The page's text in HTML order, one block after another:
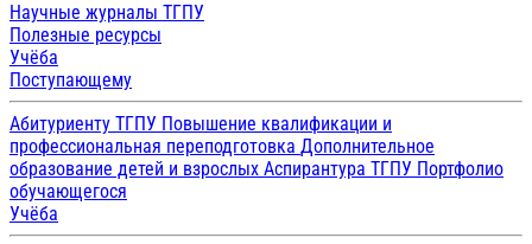
Научные журналы ТГПУ
Полезные ресурсы
Учёба
Поступающему
Абитуриенту ТГПУ Повышение квалификации и
профессиональная переподготовка Дополнительное
образование детей и взрослых Аспирантура ТГПУ Портфолио
обучающегося
Учёба